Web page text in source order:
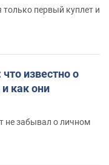
первый куплет и
известно о
как они
не забывал о личном